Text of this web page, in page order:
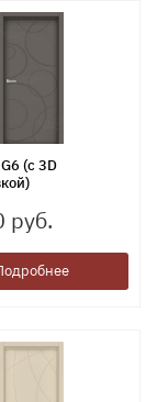
(с 3D
руб.